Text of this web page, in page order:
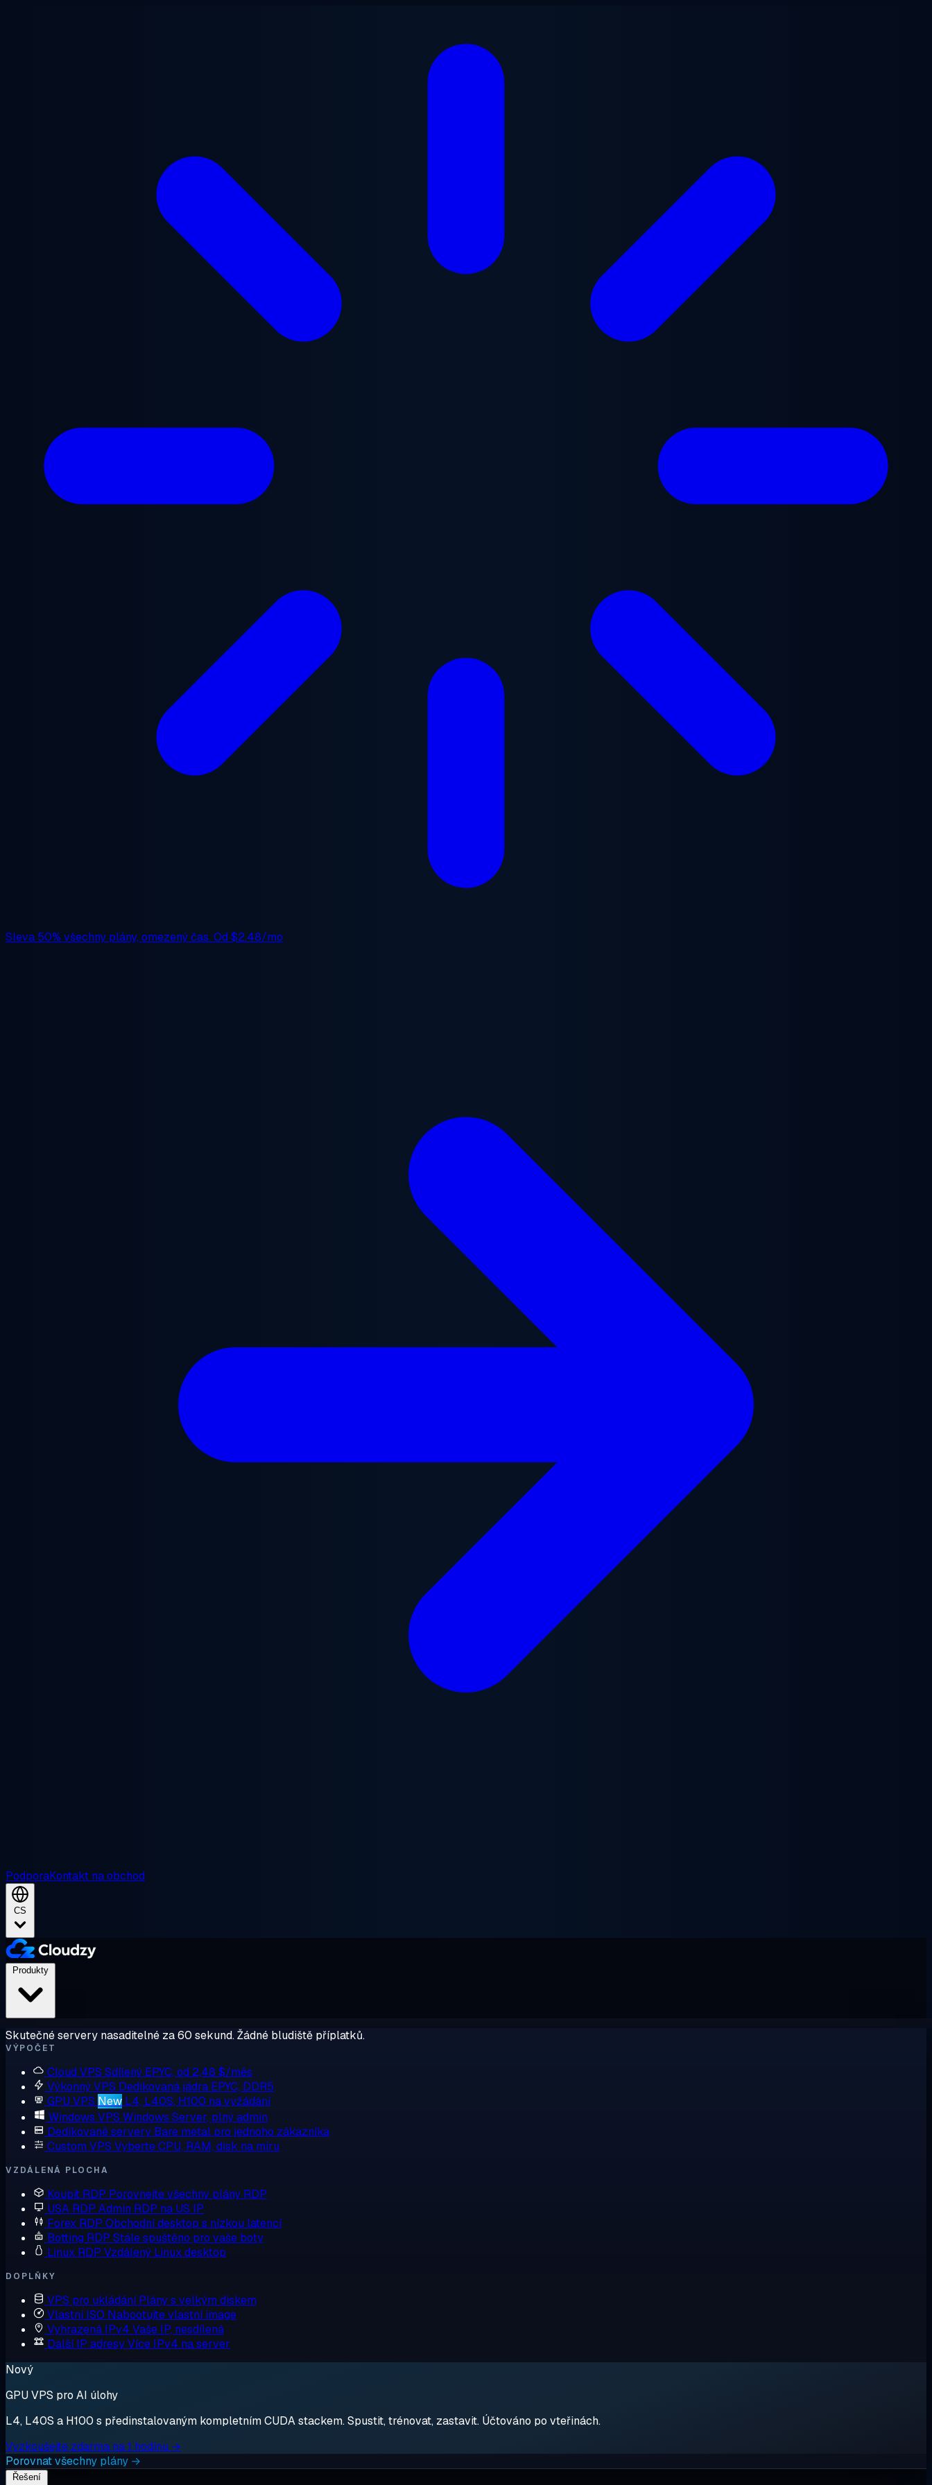
Sleva 50% všechny plány, omezený čas. Od $2.48/mo
PodporaKontakt na obchod
CS
Skutečné servery nasaditelné za 60 sekund. Žádné bludiště příplatků.
VÝPOČET
Cloud VPS Sdílený EPYC, od 2,48 $/měs
Výkonný VPS Dedikovaná jádra EPYC, DDR5
GPU VPS New L4, L40S, H100 na vyžádání
Windows VPS Windows Server, plný admin
Dedikované servery Bare metal pro jednoho zákazníka
Custom VPS Vyberte CPU, RAM, disk na míru
VZDÁLENÁ PLOCHA
Koupit RDP Porovnejte všechny plány RDP
USA RDP Admin RDP na US IP
Forex RDP Obchodní desktop s nízkou latencí
Botting RDP Stále spuštěno pro vaše boty
Linux RDP Vzdálený Linux desktop
DOPLŇKY
VPS pro ukládání Plány s velkým diskem
Vlastní ISO Nabootujte vlastní image
Vyhrazená IPv4 Vaše IP, nesdílená
Další IP adresyVíce IPv4 na server
Nový
GPU VPS pro AI úlohy
L4, L40S a H100 s předinstalovaným kompletním CUDA stackem. Spustit, trénovat, zastavit. Účtováno po vteřinách.
Vyzkoušejte zdarma na 1 hodinu →
Porovnat všechny plány →